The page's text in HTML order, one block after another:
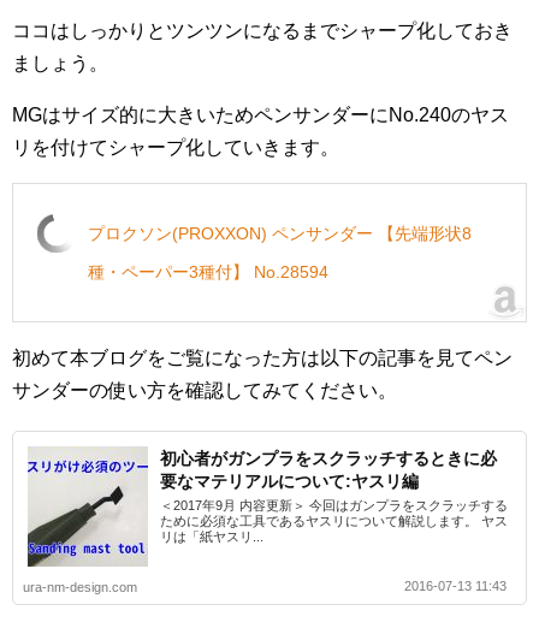
ココはしっかりとツンツンになるまでシャープ化しておき
ましょう。
MGはサイズ的に大きいためペンサンダーにNo.240のヤス
リを付けてシャープ化していきます。
プロクソン(PROXXON) ペンサンダー 【先端形状8
種・ペーパー3種付】 No.28594
初めて本ブログをご覧になった方は以下の記事を見てペン
サンダーの使い方を確認してみてください。
初心者がガンプラをスクラッチするときに必
要なマテリアルについて:ヤスリ編
＜2017年9月 内容更新＞ 今回はガンプラをスクラッチする
ために必須な工具であるヤスリについて解説します。 ヤス
リは「紙ヤスリ...
ura-nm-design.com 2016-07-13 11:43